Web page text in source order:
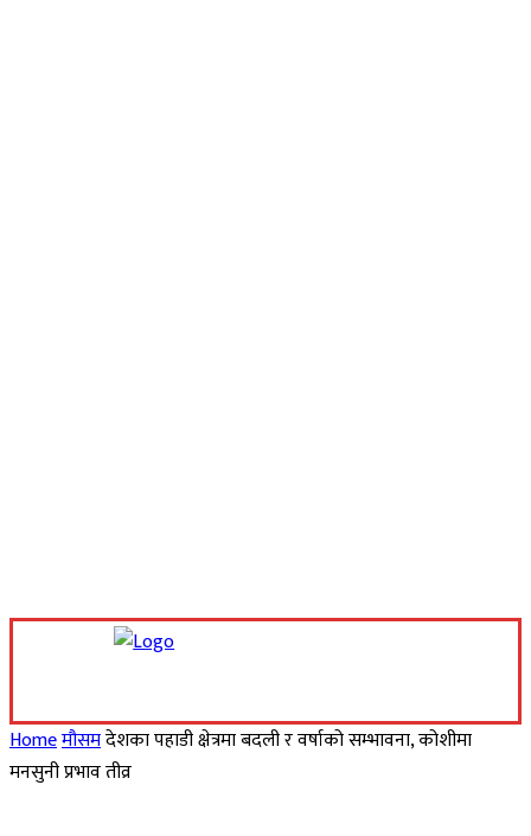
Homeमौसमदेशका पहाडी क्षेत्रमा बदली र वर्षाको सम्भावना, कोशीमा
मनसुनी प्रभाव तीव्र